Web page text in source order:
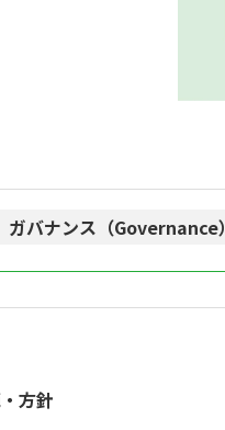
ガバナンス（Governance）
方針